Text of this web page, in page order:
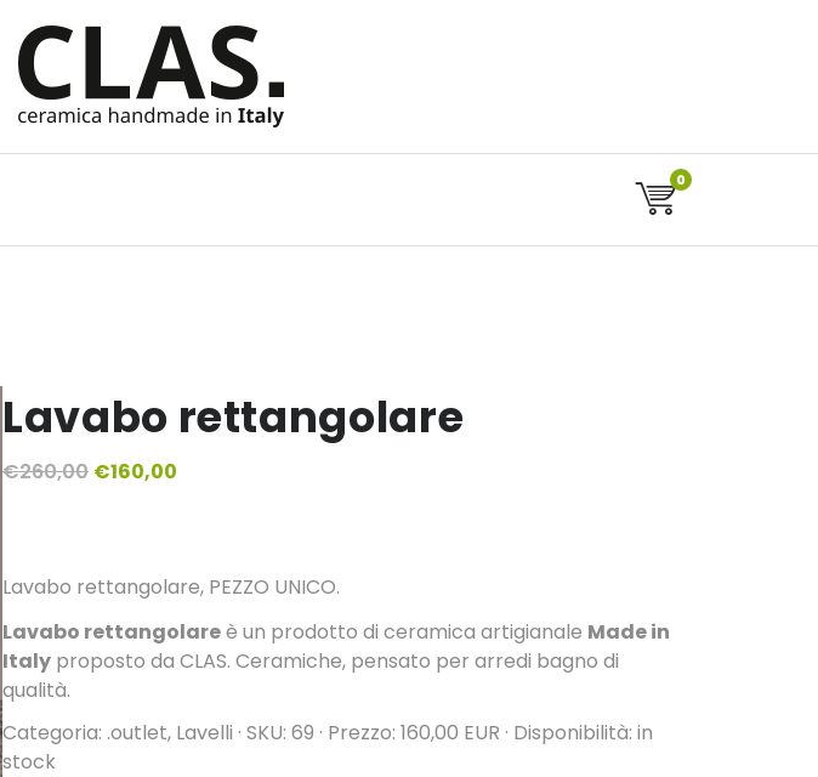
0
Lavabo rettangolare
€260,00 Il
€260,00.
€160,00
€160,00.
Lavabo rettangolare, PEZZO UNICO.
Lavabo rettangolareè un prodotto di ceramica artigianale Made in
Italy proposto da CLAS. Ceramiche, pensato per arredi bagno di
qualità.
Categoria: .outlet, Lavelli · SKU: 69 · Prezzo: 160,00 EUR · Disponibilità: in
stock